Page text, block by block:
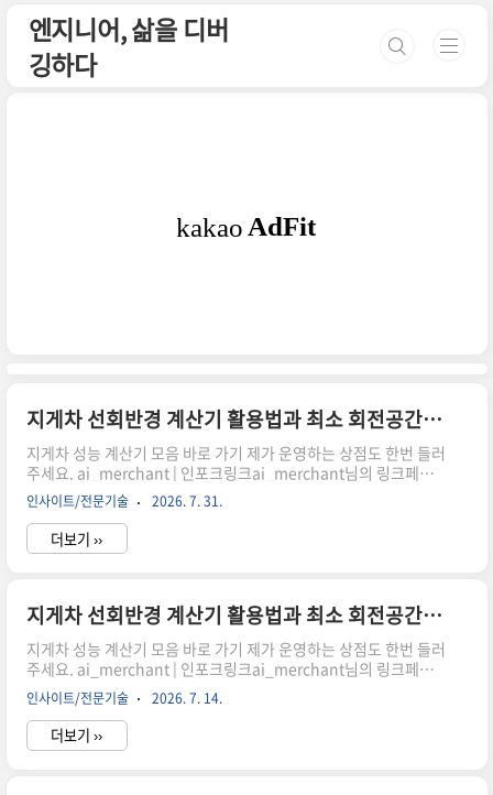
엔지니어, 삶을 디버
깅하다
지게차 선회반경 계산기 활용법과 최소 회전공간 확인하기
지게차 성능 계산기 모음 바로 가기 제가 운영하는 상점도 한번 들러
주세요. ai_merchant | 인포크링크ai_merchant님의 링크페이
지를 구경해보세요 👀link.inpock.co.kr 휠베이스와 조향각으로
작업공간을 효율적으로 계산하는 방법지게차는 좁은 창고와 물류
센터에서 자주 사용되기 때문에 선회반경은 작업 효율과 안전에 직
접적인 영향을 줍니다. 선회반경을 정확히 계산하면 필요한 통로폭
공간 계획 시 고려해야 할 사항을 알아보겠습니다.지게차 선회반경
이 중요한 이유 지게차는 제한된 공간에서 반복적으로 회전과 적재
작업을 수행합니다.선회반경이 크면 넓..
인사이트/전문기술 2026. 7. 31.
더보기 ››
지게차 선회반경 계산기 활용법과 최소 회전공간 확인하기
지게차 성능 계산기 모음 바로 가기 제가 운영하는 상점도 한번 들러
주세요. ai_merchant | 인포크링크ai_merchant님의 링크페이
지를 구경해보세요 👀link.inpock.co.kr 휠베이스와 조향각으로
작업공간을 효율적으로 계산하는 방법지게차는 좁은 창고와 물류
센터에서 자주 사용되기 때문에 선회반경은 작업 효율과 안전에 직
접적인 영향을 줍니다. 선회반경을 정확히 계산하면 필요한 통로폭
인사이트/전문기술 2026. 7. 14.
더보기 ››